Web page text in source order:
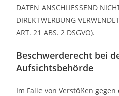
DATEN ANSCHLIESSEND
DIREKTWERBUNG
ART. 21 ABS. 2 DSGVO).
Beschwerde­recht bei
Aufsichts­behörde
Im Falle von Verstößen gegen